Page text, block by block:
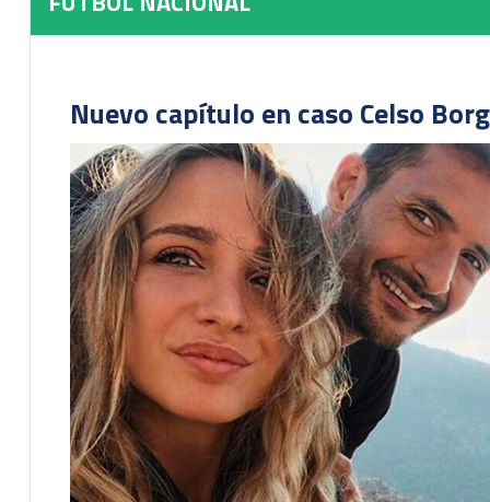
Nuevo capítulo en caso Celso